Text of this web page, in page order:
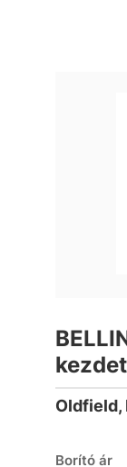
Oldfield,
Borító ár